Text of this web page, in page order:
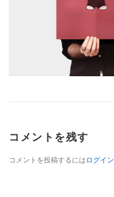
コメントを残す
コメントを投稿するにはログイン